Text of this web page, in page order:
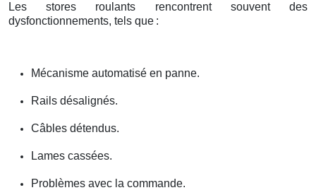
Les stores roulants rencontrent souvent des
dysfonctionnements, tels que :
Mécanisme automatisé en panne.
Rails désalignés.
Câbles détendus.
Lames cassées.
Problèmes avec la commande.